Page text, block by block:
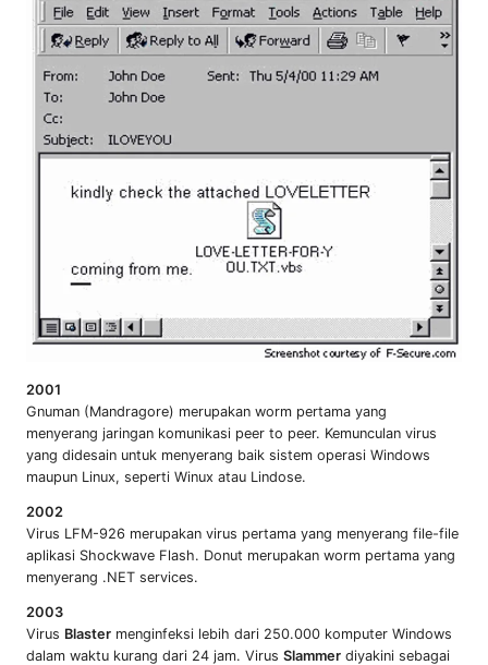
2001
Gnuman (Mandragore) merupakan worm pertama yang
menyerang jaringan komunikasi peer to peer. Kemunculan virus
yang didesain untuk menyerang baik sistem operasi Windows
maupun Linux, seperti Winux atau Lindose.
2002
Virus LFM-926 merupakan virus pertama yang menyerang file-file
aplikasi Shockwave Flash. Donut merupakan worm pertama yang
menyerang .NET services.
2003
Virus Blaster menginfeksi lebih dari 250.000 komputer Windows
dalam waktu kurang dari 24 jam. Virus Slammer diyakini sebagai